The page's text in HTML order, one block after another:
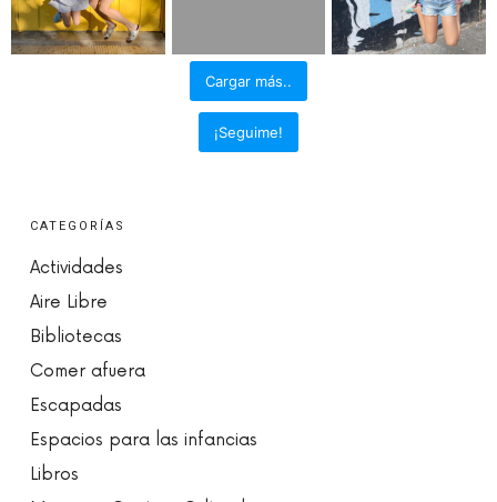
Cargar más..
¡Seguime!
CATEGORÍAS
Actividades
Aire Libre
Bibliotecas
Comer afuera
Escapadas
Espacios para las infancias
Libros